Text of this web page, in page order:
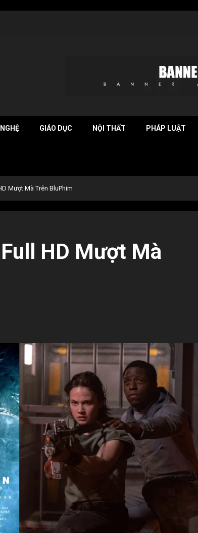
GIÁO DỤC NỘI THẤT PHÁP LUẬT
Mượt Mà Trên BluPhim
HD Mượt Mà